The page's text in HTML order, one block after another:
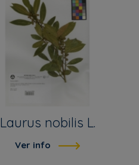
Laurus nobilis L.
Ver info